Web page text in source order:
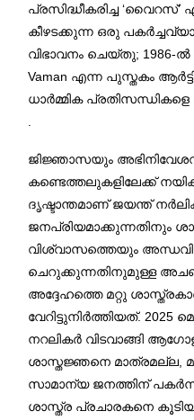
പ്രസിദ്ധീകരിച്ച
കീഴടക്കുന്ന ഒരു
വിഭാവനം ചെയ്തു; 1986-ൽ
Vaman എന്ന പുസ്തകം
ധാർമ്മിക പ്രതിസന്ധികളെ
ജിജ്ഞാസയും
കണ്ടെത്തലുകളിലേക്ക്
ദൃഷ്ടാന്തമാണ് ജയന്ത്
ജനപ്രിയമാക്കുന്നതിനും
വിശ്വാസത്തെയും
ചെറുക്കുന്നതിനുമുള്ള
അദ്ദേഹത്തെ മറ്റു
വേറിട്ടുനിർത്തിയത്.
നറലികർ വിടവാങ്ങി
ശാസ്തജ്ഞനെ മാത്രമല്ല,
സാമാന്യ ജനത്തിന്
ശാസ്ത്ര പ്രചാരകനെ